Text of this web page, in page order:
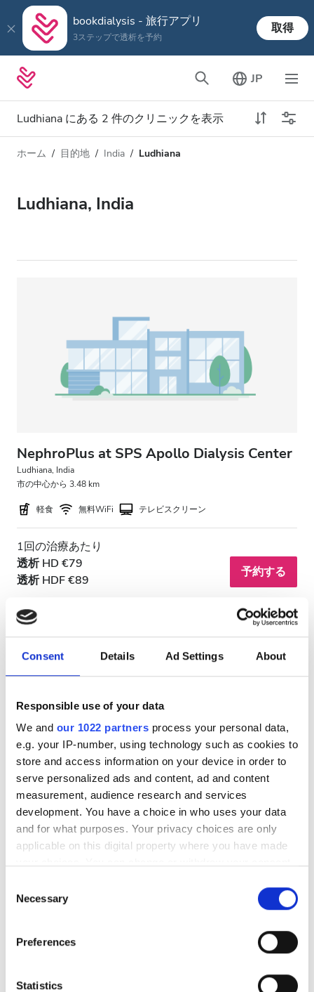
Consent Details Ad Settings About
Responsible use of your data
We and our 1022 partners process your personal data,
e.g. your IP-number, using technology such as cookies to
store and access information on your device in order to
serve personalized ads and content, ad and content
measurement, audience research and services
development. You have a choice in who uses your data
and for what purposes. Your privacy choices are only
applicable on this digital property where you have made
the Privacy trigger icon.
Collect information about your geographical
meters
Selection
Necessary
Preferences
Statistics
bookdialysis - 旅行アプリ
3ステップで透析を予約
取得
JP
Ludhiana にある 2 件のクリニックを表示
透析タイプ
すべての透析
B型肝炎患者
C型肝炎患者
GHIC
軽食
無料WiFi
テレビ画面
0 - 100 ユーロ
100 - 200 ユーロ
200 - 300 ユーロ
300以上 ユーロ
朝
夕方
夜
距離
ホーム 目的地 India Ludhiana
Ludhiana, India
NephroPlus at SPS Apollo Dialysis Center
Ludhiana, India
市の中心から 3.48 km
軽食 無料WiFi テレビスクリーン
1回の治療あたり
透析 HD €79
透析 HDF €89
予約する
NephroPlus at Satguru Pratap Singh
Hospital
Ludhiana, India
市の中心から 1.5 km
1回の治療あたり
透析 HDF €89
予約する